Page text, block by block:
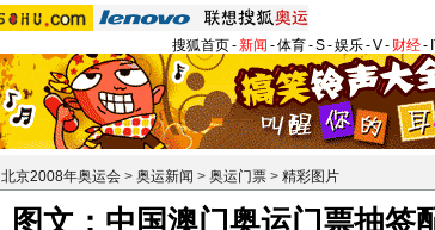
搜狐首页-新闻 -体育-S-娱乐-V- 财经-
北京2008年奥运会 > 奥运新闻 > 奥运门票 > 精彩图片
图文：中国澳门奥运门票抽签